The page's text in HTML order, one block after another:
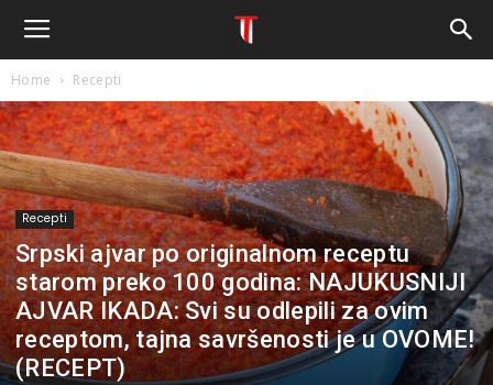
Home Recepti
Recepti
Srpski ajvar po originalnom receptu
starom preko 100 godina: NAJUKUSNIJI
AJVAR IKADA: Svi su odlepili za ovim
receptom, tajna savršenosti je u OVOME!
(RECEPT)